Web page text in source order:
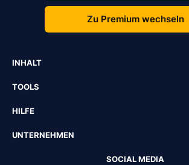
Zu Premium wechseln
INHALT
TOOLS
HILFE
UNTERNEHMEN
SOCIAL MEDIA